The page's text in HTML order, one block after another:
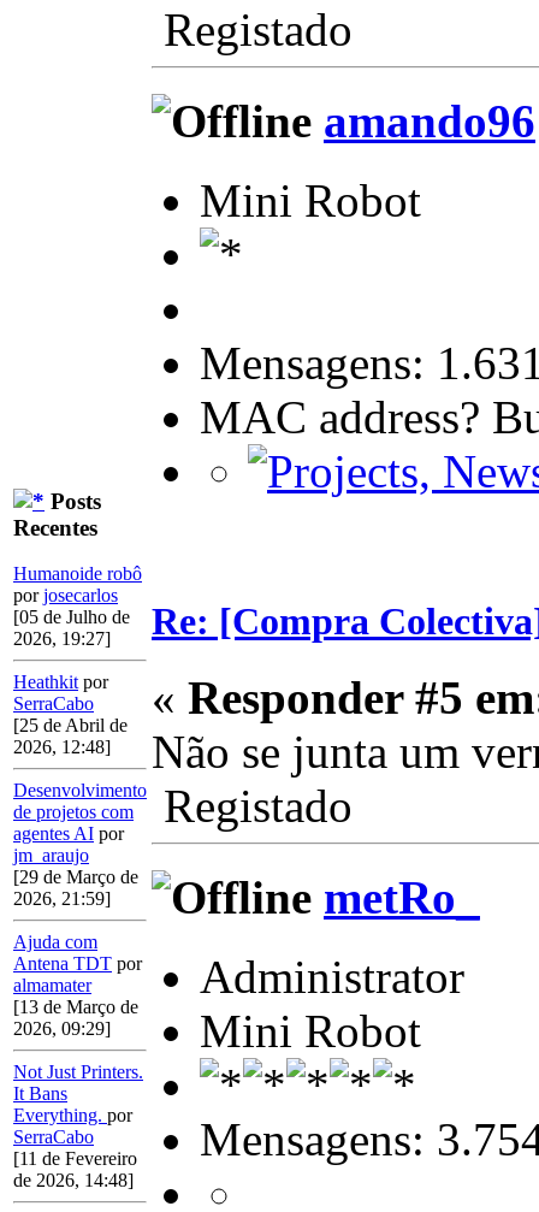
Posts
Recentes
Humanoide robô
porjosecarlos
[05 de Julho de
2026, 19:27]
Heathkit por
SerraCabo
[25 de Abril de
2026, 12:48]
Desenvolvimento
de projetos com
agentes AI por
jm_araujo
[29 de Março de
2026, 21:59]
Ajuda com
Antena TDT por
almamater
[13 de Março de
2026, 09:29]
Not Just Printers.
It Bans
Everything. por
SerraCabo
[11 de Fevereiro
de 2026, 14:48]
Registado
amando96
Mini Robot
Mensagens:
MAC address?
Re: [Compra
« Responder #5
Não se junta um
Registado
metRo_
Administrator
Mini Robot
Mensagens: